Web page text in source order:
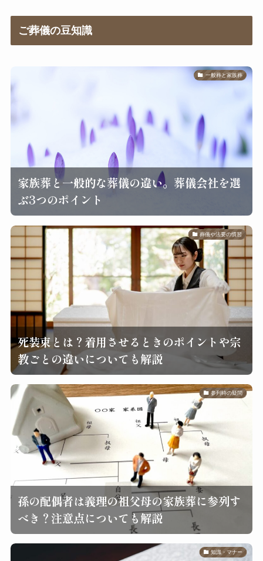
ご葬儀の豆知識
一般葬と家族葬
家族葬と一般的な葬儀の違い。葬儀会社を選
ぶ3つのポイント
葬儀や法要の慣習
死装束とは？着用させるときのポイントや宗
教ごとの違いについても解説
参列時の疑問
孫の配偶者は義理の祖父母の家族葬に参列す
べき？注意点についても解説
知識・マナー